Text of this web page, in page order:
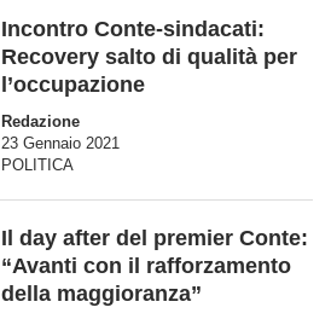
Incontro Conte-sindacati:
Recovery salto di qualità per
l’occupazione
Redazione
23 Gennaio 2021
POLITICA
Il day after del premier Conte:
“Avanti con il rafforzamento
della maggioranza”